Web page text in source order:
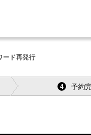
ード再発行
4 予約